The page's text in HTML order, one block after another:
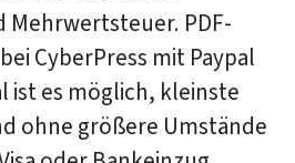
PDF-
CyberPress mit Paypal
ist es möglich, kleinste
ohne größere Umstände